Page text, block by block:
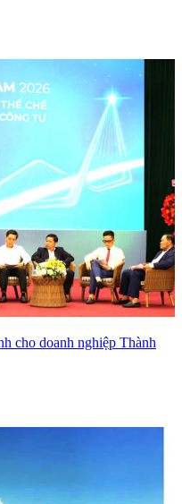
cho doanh nghiệp Thành